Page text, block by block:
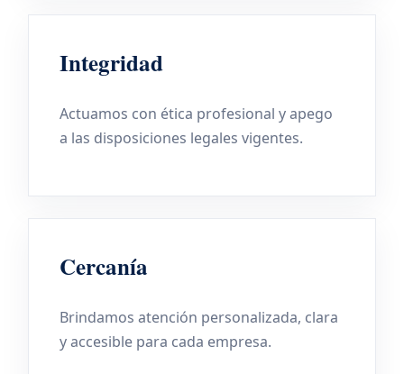
Integridad
Actuamos con ética profesional y apego
a las disposiciones legales vigentes.
Cercanía
Brindamos atención personalizada, clara
y accesible para cada empresa.